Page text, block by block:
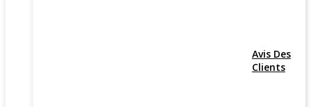
Avis Des
Clients